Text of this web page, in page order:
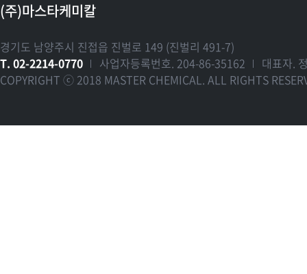
(주)마스타케미칼
경기도 남양주시 진접읍 진벌로 149 (진벌리 491-7)
T. 02-2214-0770
사업자등록번호. 204-86-35162
대표자.
COPYRIGHT ⓒ 2018 MASTER CHEMICAL. ALL RIGHTS